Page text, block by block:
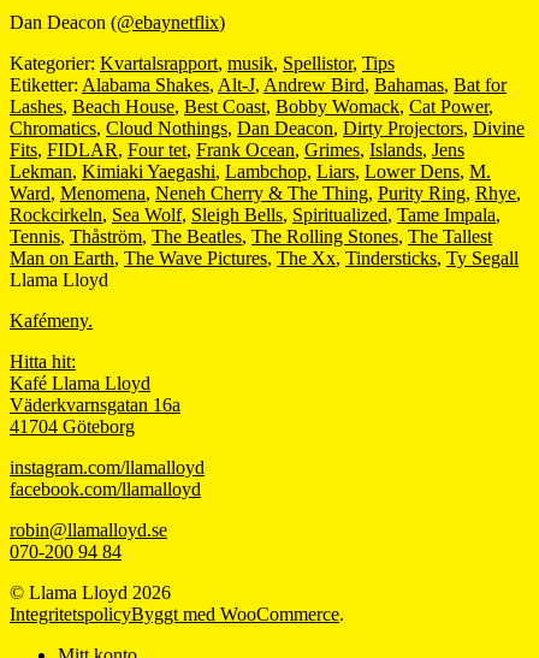
Dan Deacon (@ebaynetflix)
Kategorier: Kvartalsrapport, musik, Spellistor, Tips
Etiketter: Alabama Shakes, Alt-J, Andrew Bird, Bahamas, Bat for
Lashes, Beach House, Best Coast, Bobby Womack, Cat Power,
Chromatics, Cloud Nothings, Dan Deacon, Dirty Projectors, Divine
Fits, FIDLAR, Four tet, Frank Ocean, Grimes, Islands, Jens
Lekman, Kimiaki Yaegashi, Lambchop, Liars, Lower Dens, M.
Ward, Menomena, Neneh Cherry & The Thing, Purity Ring, Rhye,
Rockcirkeln, Sea Wolf, Sleigh Bells, Spiritualized, Tame Impala,
Tennis, Thåström, The Beatles, The Rolling Stones, The Tallest
Man on Earth, The Wave Pictures, The Xx, Tindersticks, Ty Segall
Llama Lloyd
Kafémeny.
Hitta hit:
Kafé Llama Lloyd
Väderkvarnsgatan 16a
41704 Göteborg
instagram.com/llamalloyd
facebook.com/llamalloyd
robin@llamalloyd.se
070-200 94 84
© Llama Lloyd 2026
IntegritetspolicyByggt med WooCommerce.